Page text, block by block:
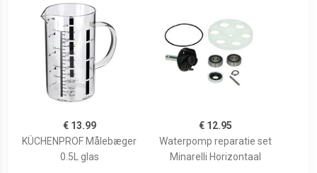
€ 13.99
KÜCHENPROF Målebæger
0.5L glas
€ 12.95
Waterpomp reparatie set
Minarelli Horizontaal